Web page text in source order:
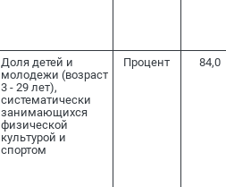
Доля детей и
молодежи (возраст
3 - 29 лет),
систематически
занимающихся
физической
культурой и
спортом
Процент 84,0